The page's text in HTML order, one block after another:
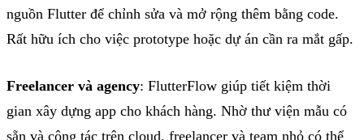
nguồn Flutter để chỉnh sửa và mở rộng thêm bằng code.
Rất hữu ích cho việc prototype hoặc dự án cần ra mắt gấp.
Freelancer và agency: FlutterFlow giúp tiết kiệm thời
gian xây dựng app cho khách hàng. Nhờ thư viện mẫu có
sẵn và cộng tác trên cloud, freelancer và team nhỏ có thể